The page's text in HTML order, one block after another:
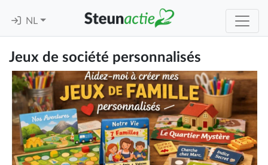
NL
Jeux de société personnalisés